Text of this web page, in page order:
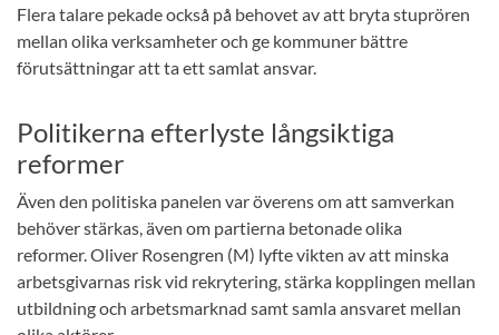
Flera talare pekade också på behovet av att bryta stuprören
mellan olika verksamheter och ge kommuner bättre
förutsättningar att ta ett samlat ansvar.
Politikerna efterlyste långsiktiga
reformer
Även den politiska panelen var överens om att samverkan
behöver stärkas, även om partierna betonade olika
reformer. Oliver Rosengren (M) lyfte vikten av att minska
arbetsgivarnas risk vid rekrytering, stärka kopplingen mellan
utbildning och arbetsmarknad samt samla ansvaret mellan